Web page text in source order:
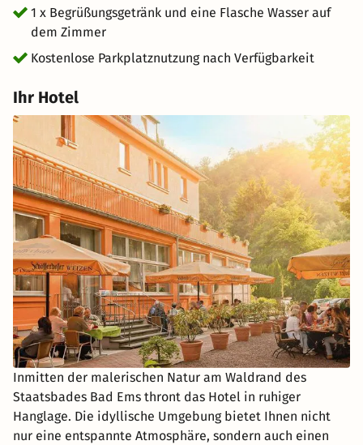
1 x Begrüßungsgetränk und eine Flasche Wasser auf
dem Zimmer
Kostenlose Parkplatznutzung nach Verfügbarkeit
Ihr Hotel
Inmitten der malerischen Natur am Waldrand des
Staatsbades Bad Ems thront das Hotel in ruhiger
Hanglage. Die idyllische Umgebung bietet Ihnen nicht
nur eine entspannte Atmosphäre, sondern auch einen